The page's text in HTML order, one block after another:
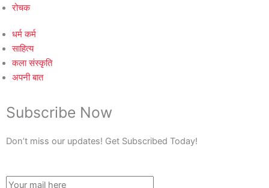
रोचक
धर्म कर्म
साहित्य
कला संस्कृति
अपनी बात
Subscribe Now
Don’t miss our updates! Get Subscribed Today!